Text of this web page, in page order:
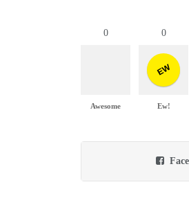
0
Awesome
0
EW
Ew!